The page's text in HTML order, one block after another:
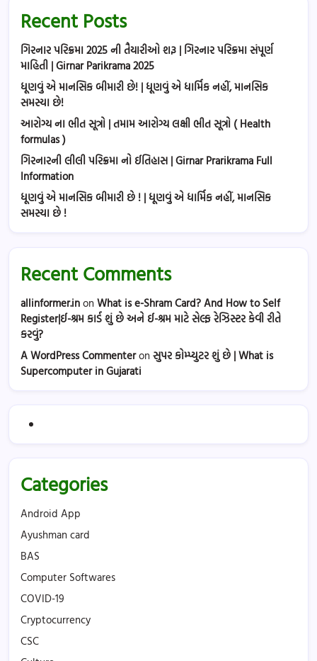
Recent Posts
ગિરનાર પરિક્રમા 2025 ની તૈયારીઓ શરૂ | ગિરનાર પરિક્રમા સંપૂર્ણ
માહિતી | Girnar Parikrama 2025
ધૂણવું એ માનસિક બીમારી છે! | ધૂણવું એ ધાર્મિક નહીં, માનસિક
સમસ્યા છે!
આરોગ્ય ના ભીત સૂત્રો | તમામ આરોગ્ય લક્ષી ભીત સૂત્રો ( Health
formulas )
ગિરનારની લીલી પરિક્રમા નો ઈતિહાસ | Girnar Prarikrama Full
Information
ધૂણવું એ માનસિક બીમારી છે ! | ધૂણવું એ ધાર્મિક નહીં, માનસિક
સમસ્યા છે !
Recent Comments
allinformer.inon What is e-Shram Card? And How to Self
Register|ઈ-શ્રમ કાર્ડ શું છે અને ઈ-શ્રમ માટે સેલ્ફ રેઝિસ્ટર કેવી રીતે
કરવું?
A WordPress Commenteron સુપર કોમ્પ્યુટર શું છે | What is
Supercomputer in Gujarati
Categories
Android App
Ayushman card
BAS
Computer Softwares
COVID-19
Cryptocurrency
CSC